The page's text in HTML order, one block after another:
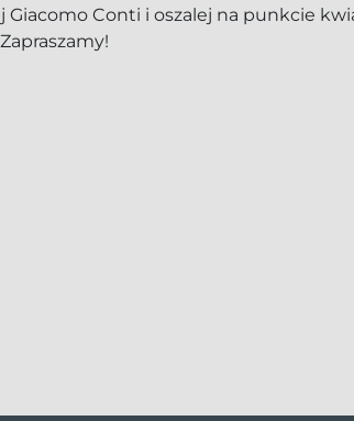
Conti i oszalej na punkcie